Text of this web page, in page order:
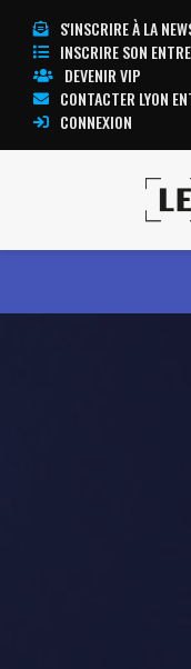
S'INSCRIRE À LA
INSCRIRE SON
DEVENIR VIP
CONTACTER LYON
CONNEXION